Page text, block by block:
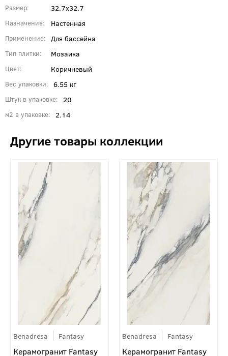
Размер 32.7x32.7
Назначение Настенная
Применение Для бассейна
Тип плитки Мозаика
Цвет Коричневый
Вес упаковки 6.55 кг
Штук в упаковке 20
м2 в упаковке 2.14
Benadresa Fantasy
Керамогранит Fantasy
Benadresa Fantasy
Керамогранит Fantasy